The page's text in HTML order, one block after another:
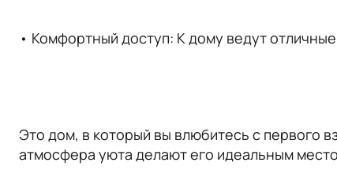
• Комфортный доступ: К дому ведут
Это дом, в который вы влюбитесь с первого
атмосфера уюта делают его идеальным